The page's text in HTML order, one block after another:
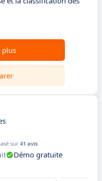
plus
sur 41 avis
Démo gratuite